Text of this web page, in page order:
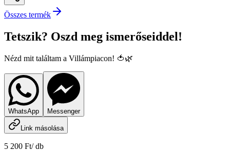
Összes termék
Tetszik? Oszd meg ismerőseiddel!
Nézd mit találtam a Villámpiacon! 🍅🌿
WhatsApp Messenger
Link másolása
5 200 Ft/db